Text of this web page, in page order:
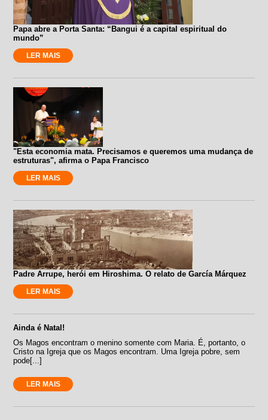
Papa abre a Porta Santa: “Bangui é a capital espiritual do
mundo”
LER MAIS
"Esta economia mata. Precisamos e queremos uma mudança de
estruturas", afirma o Papa Francisco
LER MAIS
Padre Arrupe, herói em Hiroshima. O relato de García Márquez
LER MAIS
Ainda é Natal!
Os Magos encontram o menino somente com Maria. É, portanto, o
Cristo na Igreja que os Magos encontram. Uma Igreja pobre, sem
pode[...]
LER MAIS